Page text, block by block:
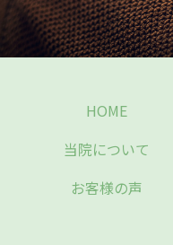
HOME
当院について
お客様の声